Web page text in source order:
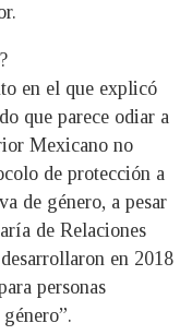
en el que explicó
que parece odiar a
Mexicano no
de protección a
de género, a pesar
de Relaciones
en 2018
personas